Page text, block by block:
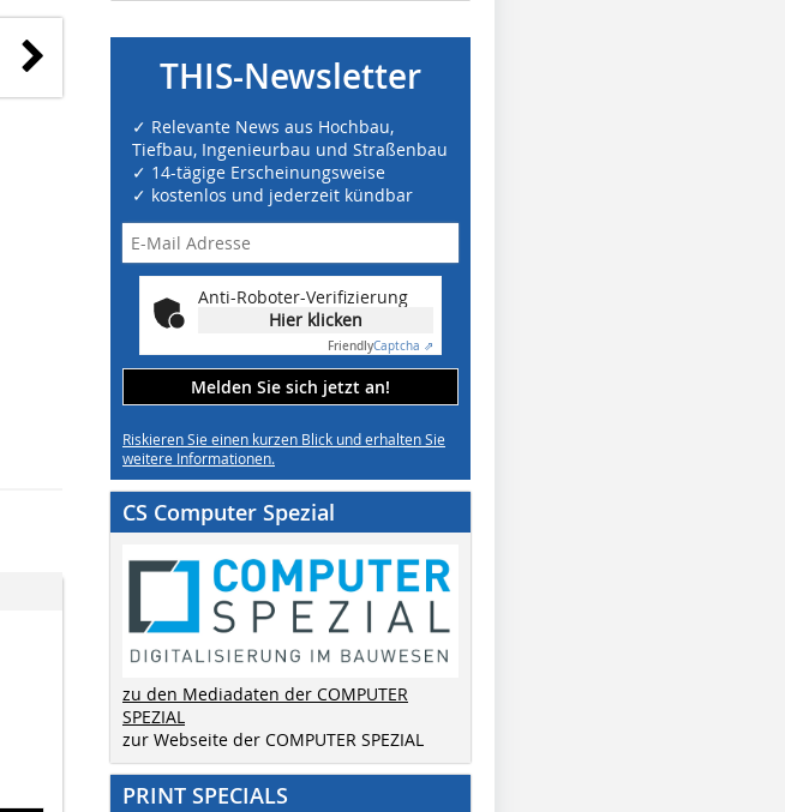
THIS-Newsletter
✓ Relevante News aus Hochbau,
Tiefbau, Ingenieurbau und Straßenbau
✓ 14-tägige Erscheinungsweise
✓ kostenlos und jederzeit kündbar
Anti-Roboter-Verifizierung
Hier klicken
FriendlyCaptcha ⇗
Melden Sie sich jetzt an!
Riskieren Sie einen kurzen Blick und erhalten Sie
weitere Informationen.
CS Computer Spezial
zu den Mediadaten der COMPUTER
SPEZIAL
zur Webseite der COMPUTER SPEZIAL
PRINT SPECIALS